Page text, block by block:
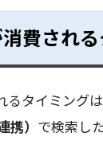
費され
タイミングは
） で検索し